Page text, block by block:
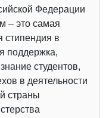
Федерации
– это самая
стипендия в
поддержка,
студентов,
в деятельности
страны